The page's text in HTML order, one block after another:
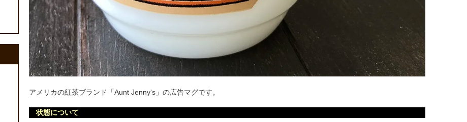
アメリカの紅茶ブランド「Aunt Jenny's」の広告マグです。
状態について